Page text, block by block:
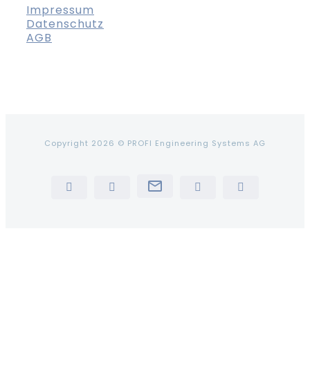
Impressum
Datenschutz
AGB
Copyright 2026 © PROFI Engineering Systems AG
LinkedInYouTubeNewsletterInstagramTiktok